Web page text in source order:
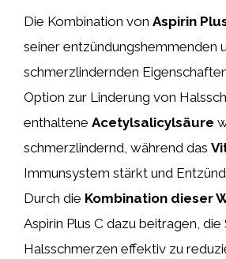
Die Kombination von Aspirin
seiner entzündungshemmenden
schmerzlindernden
Option zur Linderung von
enthaltene Acetylsalicylsäure
schmerzlindernd, während das
Immunsystem stärkt und
Durch die Kombination dieser
Aspirin Plus C dazu beitragen,
Halsschmerzen effektiv zu